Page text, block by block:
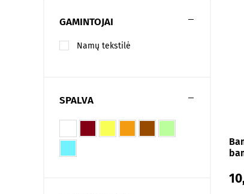
GAMINTOJAI
Namų tekstilė
SPALVA